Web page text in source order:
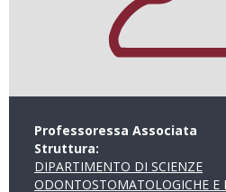
Professoressa Associata
Struttura:
DIPARTIMENTO DI SCIENZE
ODONTOSTOMATOLOGICHE E